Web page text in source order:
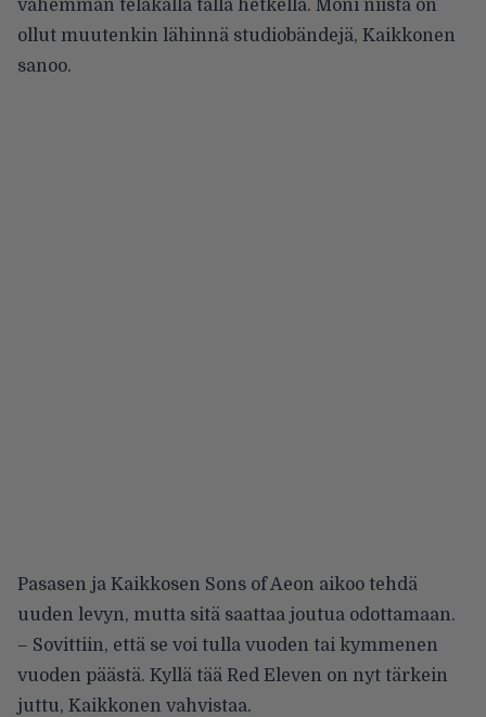
vähemmän telakalla tällä hetkellä. Moni niistä on
ollut muutenkin lähinnä studiobändejä, Kaikkonen
sanoo.
Pasasen ja Kaikkosen Sons of Aeon aikoo tehdä
uuden levyn, mutta sitä saattaa joutua odottamaan.
– Sovittiin, että se voi tulla vuoden tai kymmenen
vuoden päästä. Kyllä tää Red Eleven on nyt tärkein
juttu, Kaikkonen vahvistaa.